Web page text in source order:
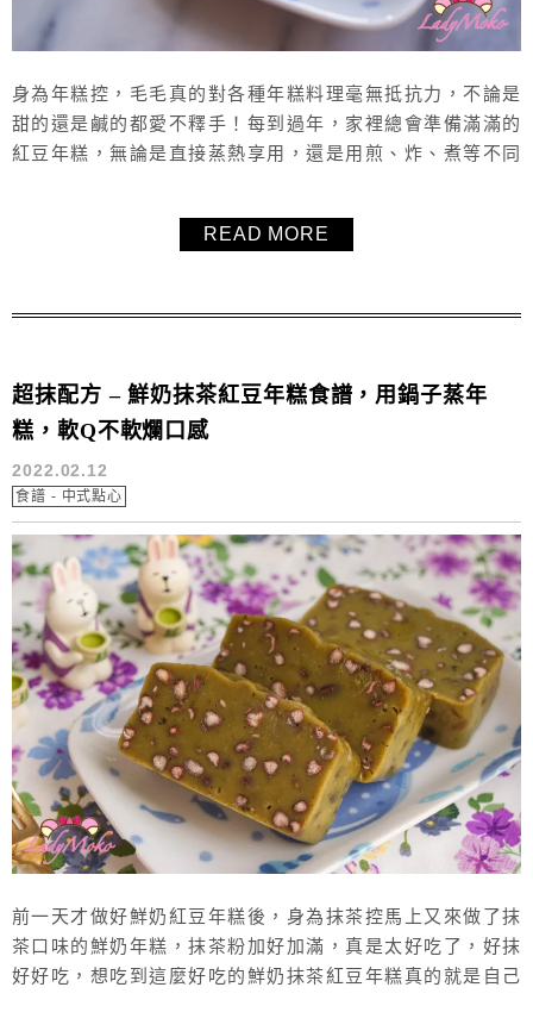
身為年糕控，毛毛真的對各種年糕料理毫無抵抗力，不論是
甜的還是鹹的都愛不釋手！每到過年，家裡總會準備滿滿的
紅豆年糕，無論是直接蒸熱享用，還是用煎、炸、煮等不同
味無窮，這次特別再升級變化，將紅豆年糕裹上蛋液麵糊後
READ MORE
超抹配方 – 鮮奶抹茶紅豆年糕食譜，用鍋子蒸年
糕，軟Q不軟爛口感
2022.02.12
食譜 - 中式點心
前一天才做好鮮奶紅豆年糕後，身為抹茶控馬上又來做了抹
茶口味的鮮奶年糕，抹茶粉加好加滿，真是太好吃了，好抹
好好吃，想吃到這麼好吃的鮮奶抹茶紅豆年糕真的就是自己